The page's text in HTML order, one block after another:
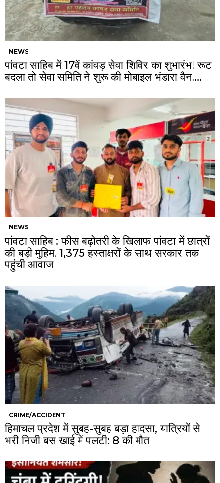
NEWS
पांवटा साहिब में 17वें कांवड़ सेवा शिविर का शुभारंभ! रूट
बदला तो सेवा समिति ने शुरू की मोबाइल भंडारा वैन….
NEWS
पांवटा साहिब : फीस बढ़ोतरी के खिलाफ पांवटा में छात्रों
की बड़ी मुहिम, 1,375 हस्ताक्षरों के साथ सरकार तक
पहुंची आवाज
CRIME/ACCIDENT
हिमाचल प्रदेश में सुबह-सुबह बड़ा हादसा, यात्रियों से
भरी निजी बस खाई में पलटी: 8 की मौत